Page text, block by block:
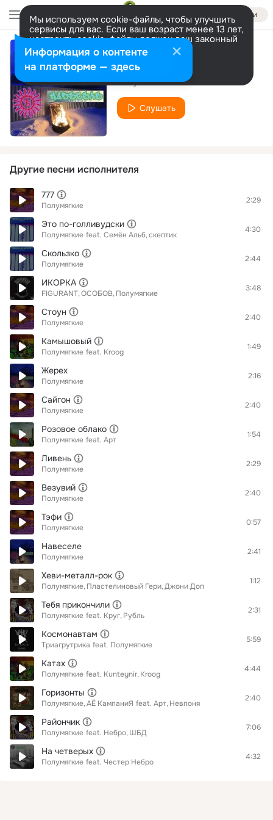
Войти
Мы используем cookie-файлы, чтобы улучшить
сервисы для вас. Если ваш возраст менее 13 лет,
настроить cookie-файлы должен ваш законный
представитель. Больше информации
Разрешить все Настроить
Угощение
Полумягкие
Слушать
Другие песни исполнителя
777
Полумягкие
2:29
Это по-голливудски
Полумягкие feat. Семён Альб скептик
4:30
Скользко
Полумягкие
2:44
ИКОРКА
FIGURANT ОСОБОВ Полумягкие
3:48
Стоун
Полумягкие
2:40
Камышовый
Полумягкие feat. Kroog
1:49
Жерех
Полумягкие
2:16
Сайгон
Полумягкие
2:40
Розовое облако
Полумягкие feat. Арт
1:54
Ливень
Полумягкие
2:29
Везувий
Полумягкие
2:40
Тэфи
Полумягкие
0:57
Навеселе
Полумягкие
2:41
Хеви-металл-рок
Полумягкие Пластелиновый Гери Джони Доп
1:12
Тебя прикончили
Полумягкие feat. Круг Рубль
2:31
Космонавтам
Триагрутрика feat. Полумягкие
5:59
Катах
Полумягкие feat. Kunteynir Kroog
4:44
Горизонты
Полумягкие АЁ КампаниЯ feat. Арт Невпоня
2:40
Райончик
Полумягкие feat. Небро ШБД
7:06
На четверых
Полумягкие feat. Честер Небро
4:32
Информация о контенте
на платформе — здесь